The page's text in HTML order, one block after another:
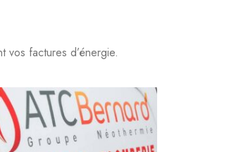
factures d’énergie.